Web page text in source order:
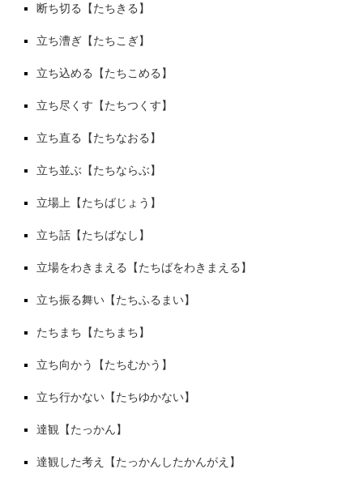
断ち切る【たちきる】
立ち漕ぎ【たちこぎ】
立ち込める【たちこめる】
立ち尽くす【たちつくす】
立ち直る【たちなおる】
立ち並ぶ【たちならぶ】
立場上【たちばじょう】
立ち話【たちばなし】
立場をわきまえる【たちばをわきまえる】
立ち振る舞い【たちふるまい】
たちまち【たちまち】
立ち向かう【たちむかう】
立ち行かない【たちゆかない】
達観【たっかん】
達観した考え【たっかんしたかんがえ】